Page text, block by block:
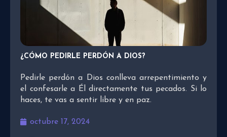
¿CÓMO PEDIRLE PERDÓN A DIOS?
Pedirle perdón a Dios conlleva arrepentimiento y
el confesarle a Él directamente tus pecados. Si lo
haces, te vas a sentir libre y en paz.
octubre 17, 2024